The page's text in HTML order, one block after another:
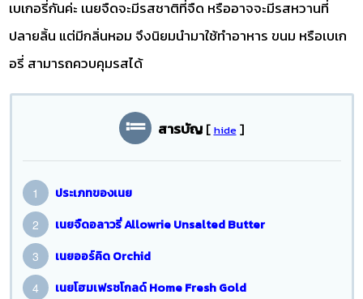
เบเกอรี่กันค่ะ เนยจืดจะมีรสชาติที่จืด หรืออาจจะมีรสหวานที่
ปลายลิ้น แต่มีกลิ่นหอม จึงนิยมนำมาใช้ทำอาหาร ขนม หรือเบเก
อรี่ สามารถควบคุมรสได้
สารบัญ [ hide ]
ประเภทของเนย
เนยจืดอลาวรี่ Allowrie Unsalted Butter
เนยออร์คิด Orchid
เนยโฮมเฟรชโกลด์ Home Fresh Gold